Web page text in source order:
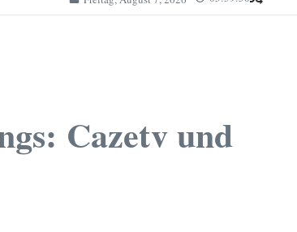
Cazetv und